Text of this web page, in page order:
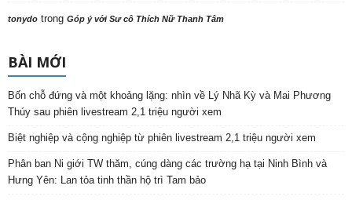
tonydo trong Góp ý với Sư cô Thích Nữ Thanh Tâm
BÀI MỚI
Bốn chỗ đứng và một khoảng lặng: nhìn về Lý Nhã Kỳ và Mai Phương
Thúy sau phiên livestream 2,1 triệu người xem
Biệt nghiệp và cộng nghiệp từ phiên livestream 2,1 triệu người xem
Phân ban Ni giới TW thăm, cúng dàng các trường hạ tại Ninh Bình và
Hưng Yên: Lan tỏa tinh thần hộ trì Tam bảo